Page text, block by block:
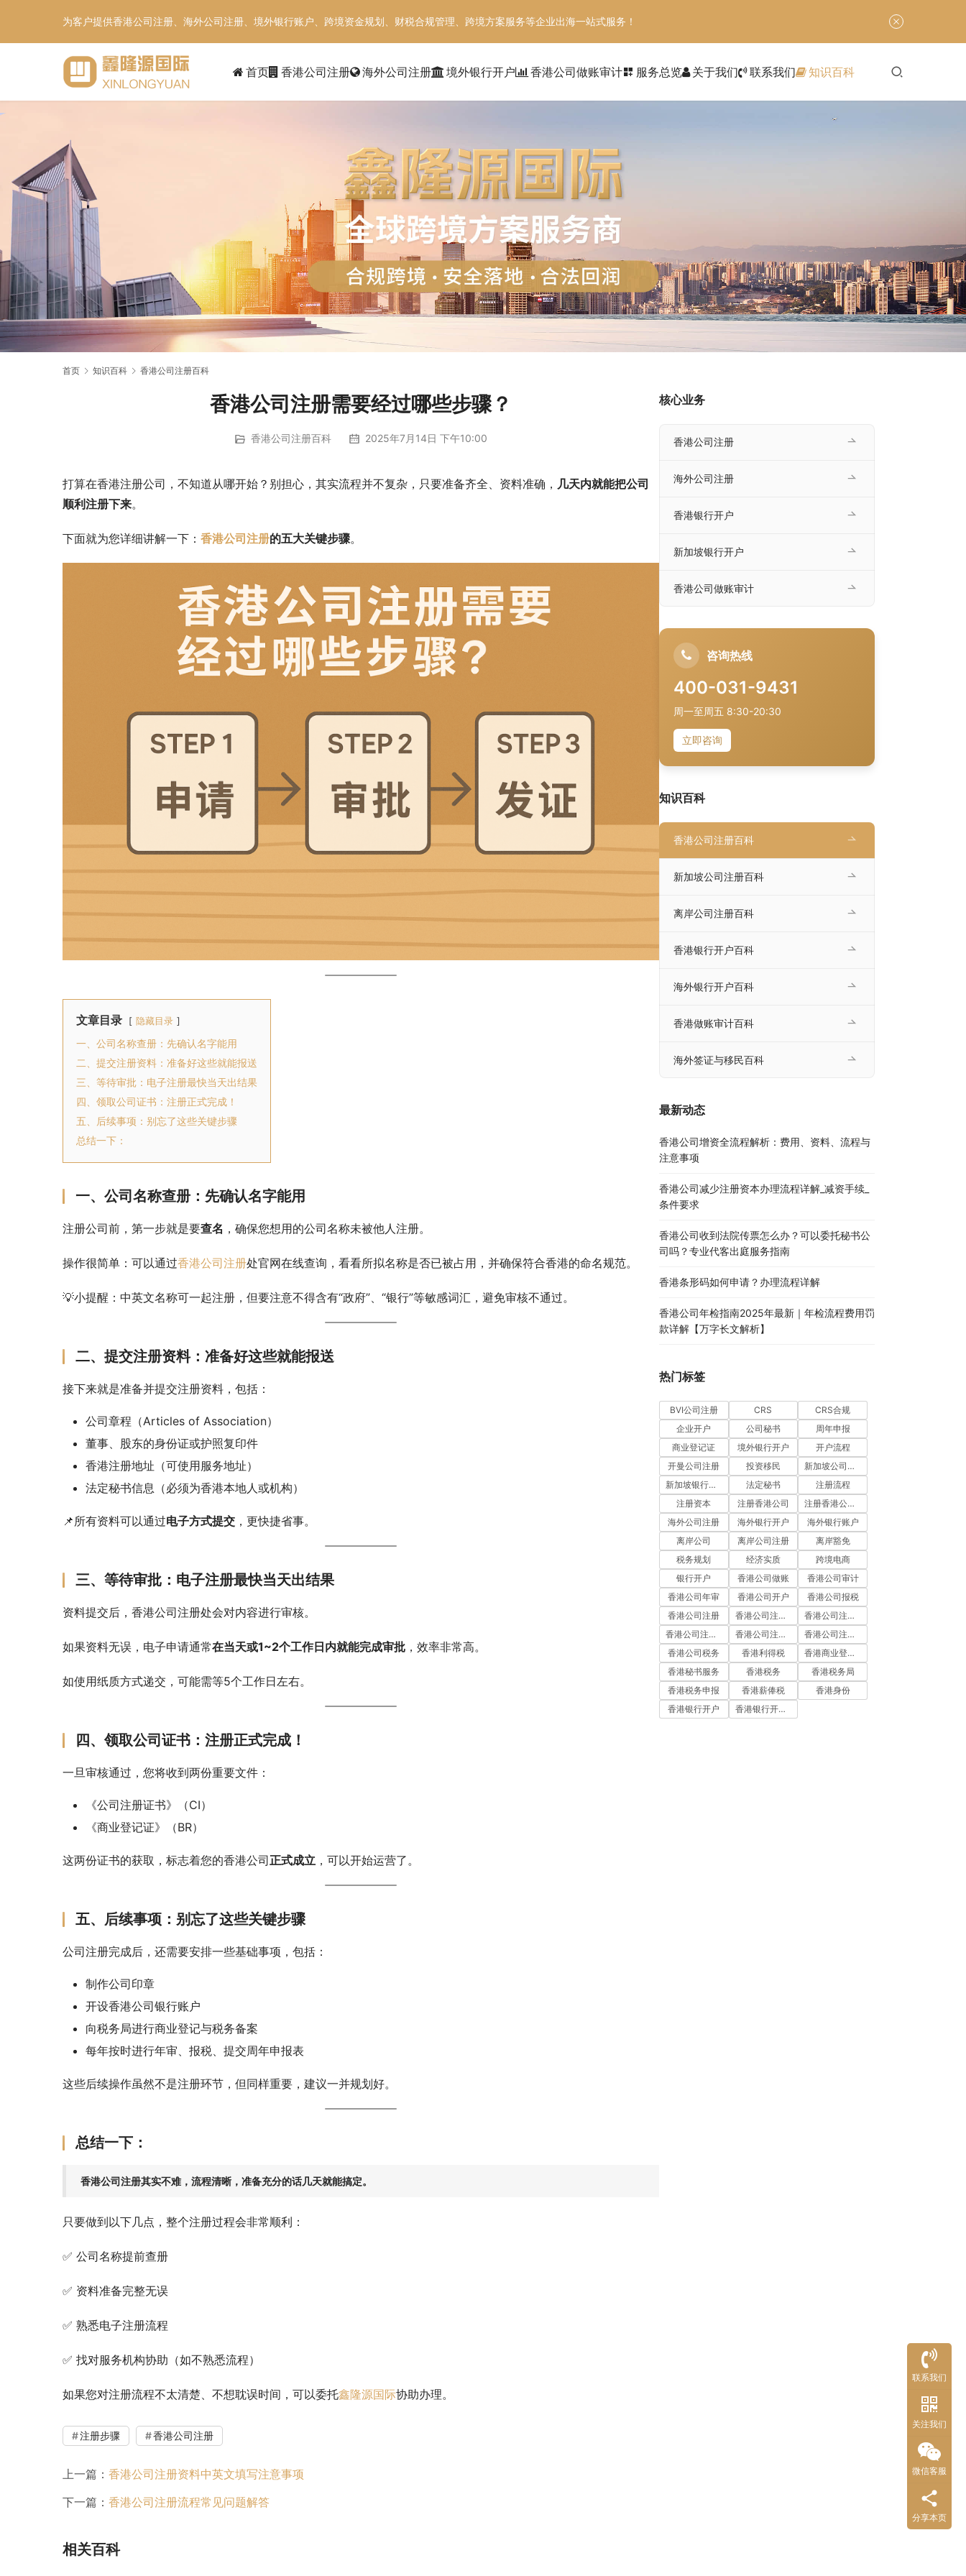
为客户提供香港公司注册、海外公司注册、境外银行账户、跨境资金规划、财税合规管理、跨境方案服务等企业出海一站式服务！
首页 香港公司注册 海外公司注册 境外银行开户 香港公司做账审计dashboard_customize 服务总览 关于我们 联系我们 知识百科
首页 知识百科 香港公司注册百科
香港公司注册需要经过哪些步骤？
香港公司注册百科 2025年7月14日 下午10:00
打算在香港注册公司，不知道从哪开始？别担心，其实流程并不复杂，只要准备齐全、资料准确， 几天内就能把公司
顺利注册下来。
下面就为您详细讲解一下： 香港公司注册的五大关键步骤。
文章目录 隐藏目录
一、公司名称查册：先确认名字能用
二、提交注册资料：准备好这些就能报送
三、等待审批：电子注册最快当天出结果
四、领取公司证书：注册正式完成！
五、后续事项：别忘了这些关键步骤
总结一下：
一、公司名称查册：先确认名字能用
注册公司前，第一步就是要查名 ，确保您想用的公司名称未被他人注册。
操作很简单：可以通过香港公司注册处官网在线查询，看看所拟名称是否已被占用，并确保符合香港的命名规范。
💡小提醒：中英文名称可一起注册，但要注意不得含有“政府”、“银行”等敏感词汇，避免审核不通过。
二、提交注册资料：准备好这些就能报送
接下来就是准备并提交注册资料，包括：
公司章程（Articles of Association）
董事、股东的身份证或护照复印件
香港注册地址（可使用服务地址）
法定秘书信息（必须为香港本地人或机构）
📌所有资料可以通过电子方式提交 ，更快捷省事。
三、等待审批：电子注册最快当天出结果
资料提交后，香港公司注册处会对内容进行审核。
如果资料无误，电子申请通常在当天或1~2个工作日内就能完成审批 ，效率非常高。
如使用纸质方式递交，可能需等5个工作日左右。
四、领取公司证书：注册正式完成！
一旦审核通过，您将收到两份重要文件：
《公司注册证书》（CI）
《商业登记证》（BR）
这两份证书的获取，标志着您的香港公司正式成立 ，可以开始运营了。
五、后续事项：别忘了这些关键步骤
公司注册完成后，还需要安排一些基础事项，包括：
制作公司印章
开设香港公司银行账户
向税务局进行商业登记与税务备案
每年按时进行年审、报税、提交周年申报表
这些后续操作虽然不是注册环节，但同样重要，建议一并规划好。
总结一下：
香港公司注册其实不难，流程清晰，准备充分的话几天就能搞定。
只要做到以下几点，整个注册过程会非常顺利：
✅ 公司名称提前查册
✅ 资料准备完整无误
✅ 熟悉电子注册流程
✅ 找对服务机构协助（如不熟悉流程）
如果您对注册流程不太清楚、不想耽误时间，可以委托鑫隆源国际协助办理。
注册步骤 香港公司注册
上一篇： 香港公司注册资料中英文填写注意事项
下一篇： 香港公司注册流程常见问题解答
相关百科
核心业务
香港公司注册
海外公司注册
香港银行开户
新加坡银行开户
香港公司做账审计
咨询热线
400-031-9431
周一至周五 8:30-20:30
立即咨询
知识百科
香港公司注册百科
新加坡公司注册百科
离岸公司注册百科
香港银行开户百科
海外银行开户百科
香港做账审计百科
海外签证与移民百科
最新动态
香港公司增资全流程解析：费用、资料、流程与
注意事项
香港公司减少注册资本办理流程详解_减资手续_
条件要求
香港公司收到法院传票怎么办？可以委托秘书公
司吗？专业代客出庭服务指南
香港条形码如何申请？办理流程详解
香港公司年检指南2025年最新｜年检流程费用罚
款详解【万字长文解析】
热门标签
BVI公司注册 CRS
CRS合规
企业开户
公司秘书
周年申报
商业登记证
境外银行开户
开户流程
开曼公司注册
投资移民
新加坡公司注册
新加坡银行开户
法定秘书
注册流程
注册资本
注册香港公司
注册香港公司流程
海外公司注册
海外银行开户
海外银行账户
离岸公司
离岸公司注册
离岸豁免
税务规划
经济实质
跨境电商
银行开户
香港公司做账
香港公司审计
香港公司年审
香港公司开户
香港公司报税
香港公司注册
香港公司注册代办
香港公司注册处
香港公司注册流程
香港公司注册费用
香港公司注册资料
香港公司税务
香港利得税
香港商业登记证
香港秘书服务
香港税务
香港税务局
香港税务申报
香港薪俸税
香港身份
香港银行开户
香港银行开户流程
联系我们
关注我们
微信客服
分享本页